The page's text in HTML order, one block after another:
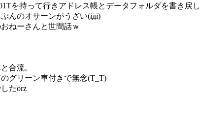
を持って行きアドレス帳とデータフォルダを書き戻
んのオサーンがうざい(iдi)
ねーさんと世間話ｗ
合流。
グリーン車付きで無念(T_T)
たorz